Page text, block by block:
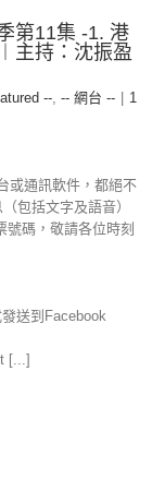
第11集 -1. 港
主持：沈振盈
--, -- 網台 --
1
或通訊軟件，都絕不
包括文字及語音）
碼，敬請各位時刻
送到Facebook
[...]